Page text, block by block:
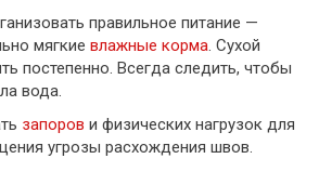
правильное питание —
мягкие влажные корма. Сухой
постепенно. Всегда следить, чтобы
вода.
запоров и физических нагрузок для
угрозы расхождения швов.